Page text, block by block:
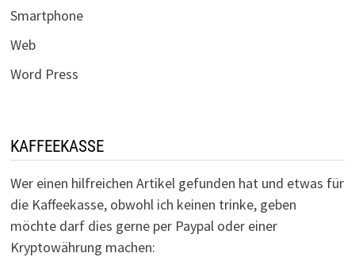
Smartphone
Web
Word Press
KAFFEEKASSE
Wer einen hilfreichen Artikel gefunden hat und etwas für
die Kaffeekasse, obwohl ich keinen trinke, geben
möchte darf dies gerne per Paypal oder einer
Kryptowährung machen: